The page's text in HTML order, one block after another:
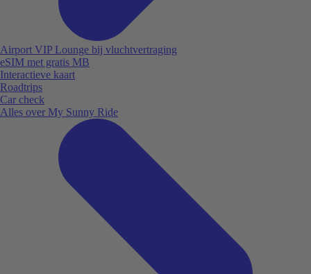
Airport VIP Lounge bij vluchtvertraging
eSIM met gratis MB
Interactieve kaart
Roadtrips
Car check
Alles over My Sunny Ride